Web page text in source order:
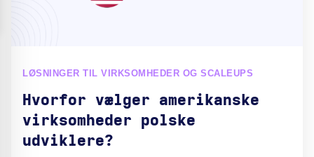
LØSNINGER TIL VIRKSOMHEDER OG SCALEUPS
Hvorfor vælger amerikanske
virksomheder polske
udviklere?